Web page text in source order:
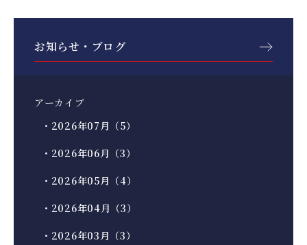
お知らせ・ブログ
アーカイブ
・2026年07月（5）
・2026年06月（3）
・2026年05月（4）
・2026年04月（3）
・2026年03月（3）